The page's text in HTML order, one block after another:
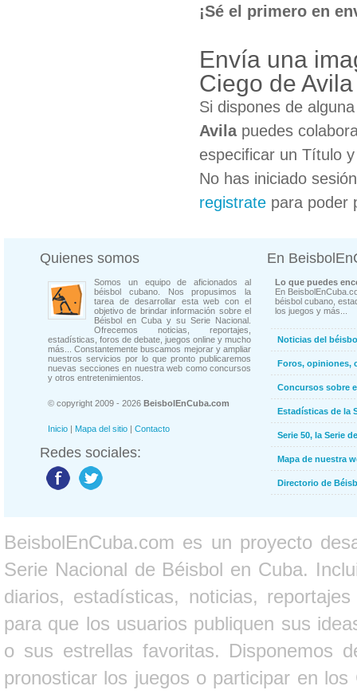
¡Sé el primero en
Envía una
Ciego de Avila
Si dispones de
Avilapuedes
especificar un Título
No has iniciado
registrate para poder
Quienes somos
Somos un equipo de aficionados al
béisbol cubano. Nos propusimos la
tarea de desarrollar esta web con el
objetivo de brindar información sobre el
Béisbol en Cuba y su Serie Nacional.
Ofrecemos noticias, reportajes,
estadísticas, foros de debate, juegos online y mucho
más... Constantemente buscamos mejorar y ampliar
nuestros servicios por lo que pronto publicaremos
nuevas secciones en nuestra web como concursos
y otros entretenimientos.
© copyright 2009 - 2026 BeisbolEnCuba.com
Inicio | Mapa del sitio | Contacto
Redes sociales:
En
Lo que puedes
En
béisbol cubano,
los juegos y más...
Noticias del
Foros, opiniones,
Concursos sobre
Estadísticas de la
Serie 50, la Serie
Mapa de nuestra
Directorio de
BeisbolEnCuba.com es un proyecto
Serie Nacional de Béisbol en Cuba.
diarios, estadísticas, noticias,
para que los usuarios publiquen sus
o sus estrellas favoritas. Disponemos
pronosticar los juegos o participar en